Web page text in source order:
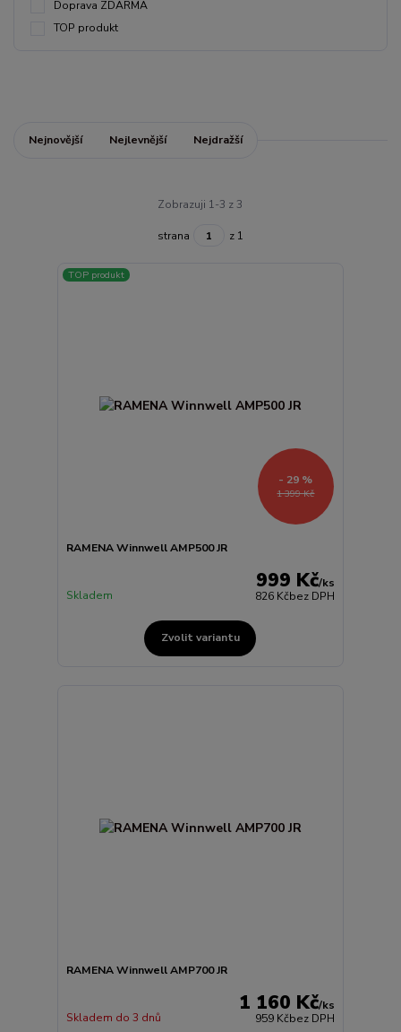
Doprava ZDARMA
TOP produkt
Nejnovější Nejlevnější Nejdražší
Zobrazuji 1-3 z 3
strana z 1
TOP produkt
1 399 Kč
- 29 %
RAMENA Winnwell AMP500 JR
999 Kč/ks
826 Kčbez DPH
Skladem
Zvolit variantu
RAMENA Winnwell AMP700 JR
1 160 Kč/ks
959 Kčbez DPH
Skladem do 3 dnů